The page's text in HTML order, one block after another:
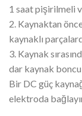
1 saat pişirilmeli
2. Kaynaktan
kaynaklı
3. Kaynak
dar kaynak
Bir DC güç
elektroda